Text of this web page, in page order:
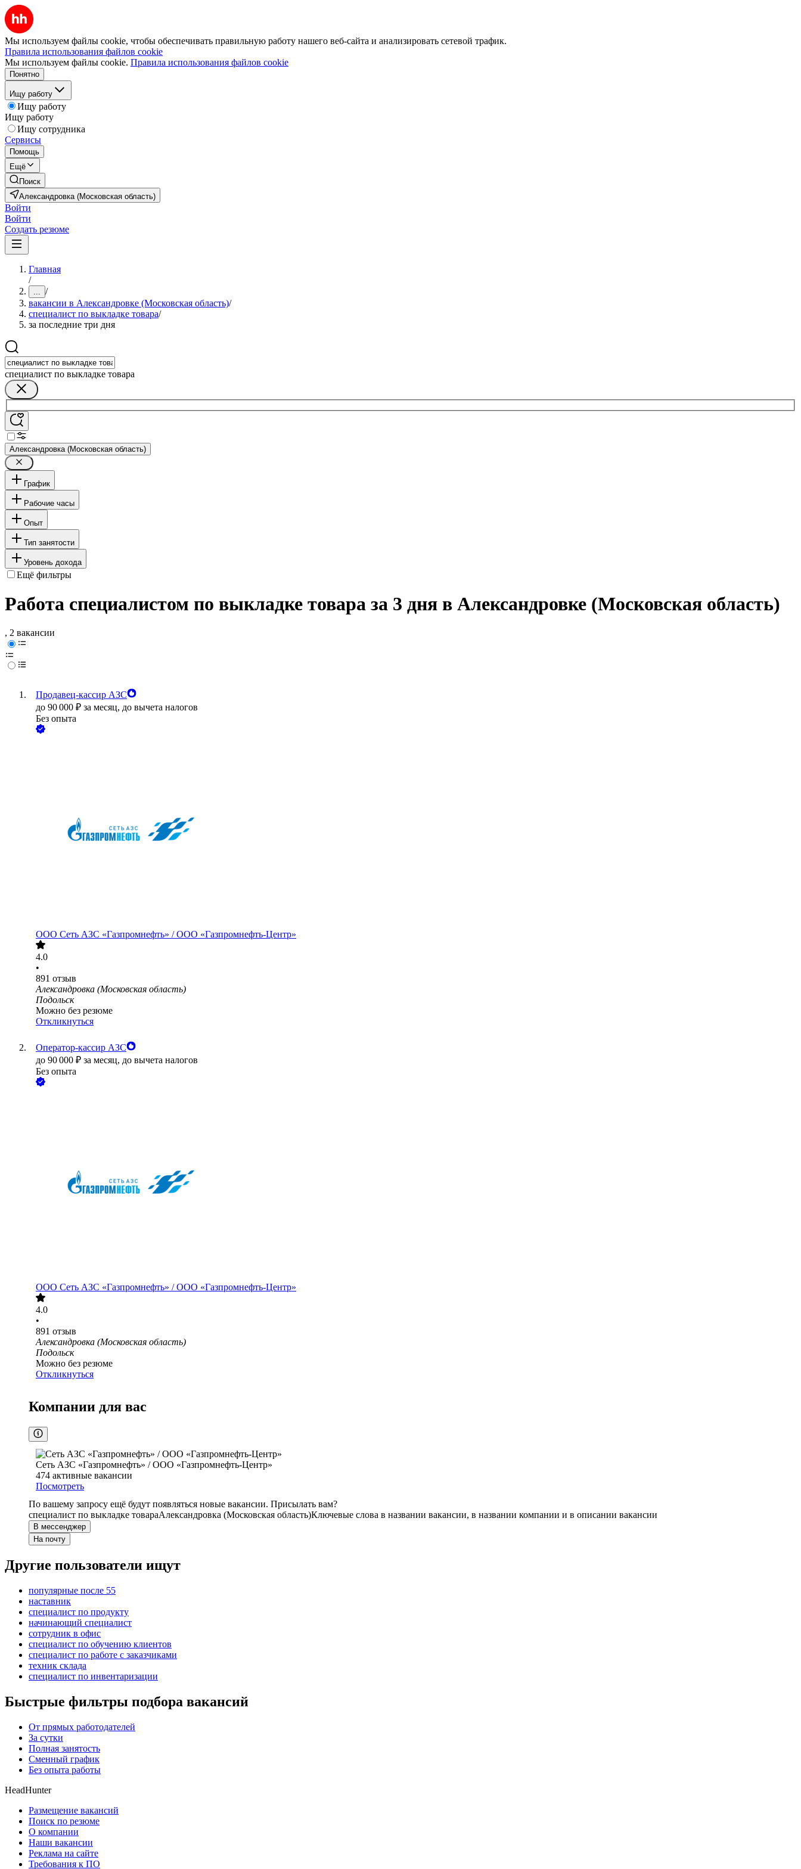
Мы используем файлы cookie, чтобы обеспечивать правильную работу нашего веб-сайта и анализировать сетевой трафик.
Правила использования файлов cookie
Мы используем файлы cookie. Правила использования файлов cookie
Понятно
Ищу работу
Ищу работу
Ищу работу
Ищу сотрудника
Сервисы
Помощь
Ещё
Поиск
Александровка (Московская область)
Войти
Войти
Создать резюме
Главная
/
... /
вакансии в Александровке (Московская область)/
специалист по выкладке товара/
за последние три дня
специалист по выкладке товара
Александровка (Московская область)
График
Рабочие часы
Опыт
Тип занятости
Уровень дохода
Ещё фильтры
Работа специалистом по выкладке товара за 3 дня в Александровке (Московская область)
, 2 вакансии
Продавец-кассир АЗС
до 90 000 ₽ за месяц, до вычета налогов
Без опыта
ООО Сеть АЗС «Газпромнефть» / ООО «Газпромнефть-Центр»
4.0
•
891 отзыв
Александровка (Московская область)
Подольск
Можно без резюме
Откликнуться
Оператор-кассир АЗС
до 90 000 ₽ за месяц, до вычета налогов
Без опыта
ООО Сеть АЗС «Газпромнефть» / ООО «Газпромнефть-Центр»
4.0
•
891 отзыв
Александровка (Московская область)
Подольск
Можно без резюме
Откликнуться
Компании для вас
Сеть АЗС «Газпромнефть» / ООО «Газпромнефть-Центр»
474 активные вакансии
Посмотреть
По вашему запросу ещё будут появляться новые вакансии. Присылать вам?
специалист по выкладке товараАлександровка (Московская область)Ключевые слова в названии вакансии, в названии компании и в описании вакансии
В мессенджер
На почту
Другие пользователи ищут
популярные после 55
наставник
специалист по продукту
начинающий специалист
сотрудник в офис
специалист по обучению клиентов
специалист по работе с заказчиками
техник склада
специалист по инвентаризации
Быстрые фильтры подбора вакансий
От прямых работодателей
За сутки
Полная занятость
Сменный график
Без опыта работы
HeadHunter
Размещение вакансий
Поиск по резюме
О компании
Наши вакансии
Реклама на сайте
Требования к ПО